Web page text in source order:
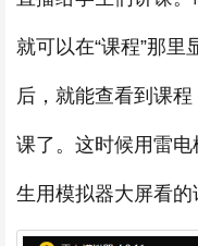
就可以在“课程”那
后，就能查看到课
课了。这时候用雷
生用模拟器大屏看的